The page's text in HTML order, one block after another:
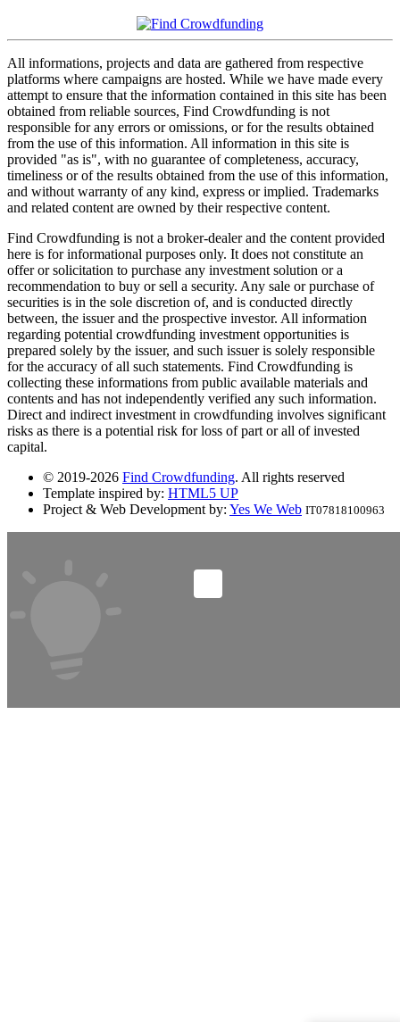
All informations, projects and data are gathered from respective
platforms where campaigns are hosted. While we have made every
attempt to ensure that the information contained in this site has been
obtained from reliable sources, Find Crowdfunding is not
responsible for any errors or omissions, or for the results obtained
from the use of this information. All information in this site is
provided "as is", with no guarantee of completeness, accuracy,
timeliness or of the results obtained from the use of this information,
and without warranty of any kind, express or implied. Trademarks
and related content are owned by their respective content.
Find Crowdfunding is not a broker-dealer and the content provided
here is for informational purposes only. It does not constitute an
offer or solicitation to purchase any investment solution or a
recommendation to buy or sell a security. Any sale or purchase of
securities is in the sole discretion of, and is conducted directly
between, the issuer and the prospective investor. All information
regarding potential crowdfunding investment opportunities is
prepared solely by the issuer, and such issuer is solely responsible
for the accuracy of all such statements. Find Crowdfunding is
collecting these informations from public available materials and
contents and has not independently verified any such information.
Direct and indirect investment in crowdfunding involves significant
risks as there is a potential risk for loss of part or all of invested
capital.
© 2019-2026 Find Crowdfunding. All rights reserved
Template inspired by: HTML5 UP
Project & Web Development by: Yes We Web IT07818100963